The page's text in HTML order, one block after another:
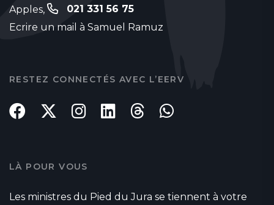
Apples,
021 331 56 75
Ecrire un mail à Samuel Ramuz
RESTEZ CONNECTÉS AVEC L’EERV
LÀ POUR VOUS
Les ministres du Pied du Jura se tiennent à votre